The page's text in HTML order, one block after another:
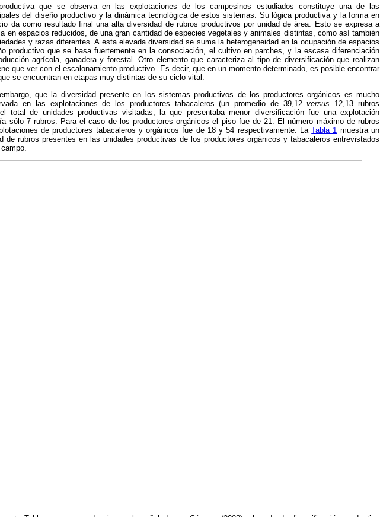
que se observa en las explotaciones de los campesinos estudiados constituye una de las
del diseño productivo y la dinámica tecnológica de estos sistemas. Su lógica productiva y la forma en
da como resultado final una alta diversidad de rubros productivos por unidad de área. Esto se expresa a
en espacios reducidos, de una gran cantidad de especies vegetales y animales distintas, como así también
y razas diferentes. A esta elevada diversidad se suma la heterogeneidad en la ocupación de espacios
productivo que se basa fuertemente en la consociación, el cultivo en parches, y la escasa diferenciación
agrícola, ganadera y forestal. Otro elemento que caracteriza al tipo de diversificación que realizan
que ver con el escalonamiento productivo. Es decir, que en un momento determinado, es posible encontrar
se encuentran en etapas muy distintas de su ciclo vital.
que la diversidad presente en los sistemas productivos de los productores orgánicos es mucho
en las explotaciones de los productores tabacaleros (un promedio de 39,12versus 12,13 rubros
total de unidades productivas visitadas, la que presentaba menor diversificación fue una explotación
sólo 7 rubros. Para el caso de los productores orgánicos el piso fue de 21. El número máximo de rubros
de productores tabacaleros y orgánicos fue de 18 y 54 respectivamente. LaTabla 1 muestra un
de rubros presentes en las unidades productivas de los productores orgánicos y tabacaleros entrevistados